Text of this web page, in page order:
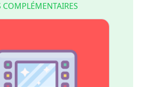
COMPLÉMENTAIRES